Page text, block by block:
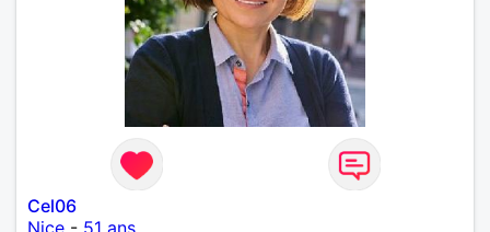
Cel06
Nice - 51 ans